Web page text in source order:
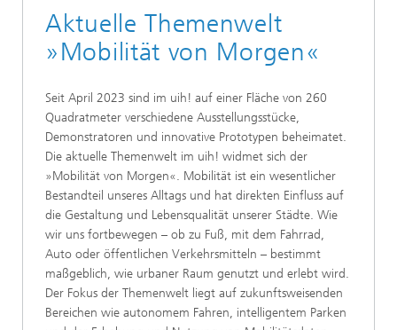
Aktuelle Themenwelt
»Mobilität von Morgen«
Seit April 2023 sind im uih! auf einer Fläche von 260
Quadratmeter verschiedene Ausstellungsstücke,
Demonstratoren und innovative Prototypen beheimatet.
Die aktuelle Themenwelt im uih! widmet sich der
»Mobilität von Morgen«. Mobilität ist ein wesentlicher
Bestandteil unseres Alltags und hat direkten Einfluss auf
die Gestaltung und Lebensqualität unserer Städte. Wie
wir uns fortbewegen – ob zu Fuß, mit dem Fahrrad,
Auto oder öffentlichen Verkehrsmitteln – bestimmt
maßgeblich, wie urbaner Raum genutzt und erlebt wird.
Der Fokus der Themenwelt liegt auf zukunftsweisenden
Bereichen wie autonomem Fahren, intelligentem Parken